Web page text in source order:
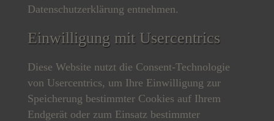
Datenschutzerklärung entnehmen.
Einwilligung mit Usercentrics
Diese Website nutzt die Consent-Technologie
von Usercentrics, um Ihre Einwilligung zur
Speicherung bestimmter Cookies auf Ihrem
Endgerät oder zum Einsatz bestimmter